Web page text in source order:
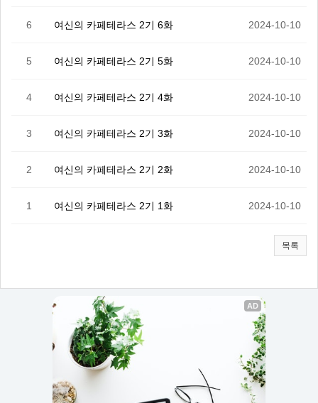
6 여신의 카페테라스 2기 6화 2024-10-10
5 여신의 카페테라스 2기 5화 2024-10-10
4 여신의 카페테라스 2기 4화 2024-10-10
3 여신의 카페테라스 2기 3화 2024-10-10
2 여신의 카페테라스 2기 2화 2024-10-10
1 여신의 카페테라스 2기 1화 2024-10-10
목록